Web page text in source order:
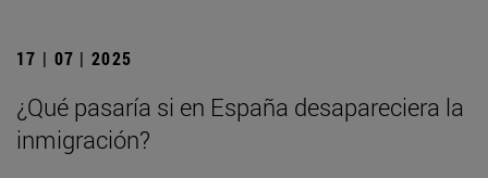
17 | 07 | 2025
¿Qué pasaría si en España desapareciera la
inmigración?